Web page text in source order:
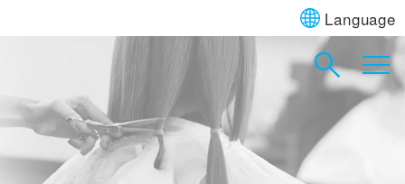
Language